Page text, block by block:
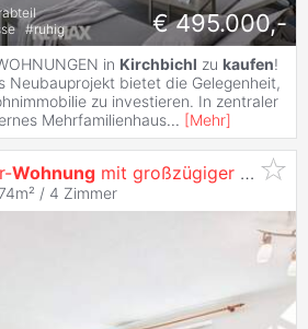
#ruhig € 495.000,-
in Kirchbichl zu kaufen!
Neubauprojekt bietet die Gelegenheit,
zu investieren. In zentraler
Mehrfamilienhaus... [Mehr]
Wohnung mit großzügiger Terrasse zu
/ 4 Zimmer